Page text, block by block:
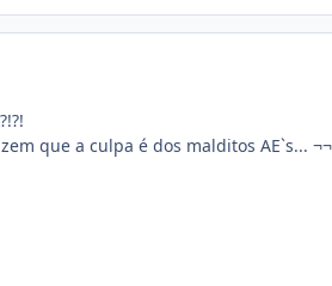
que a culpa é dos malditos AE`s...